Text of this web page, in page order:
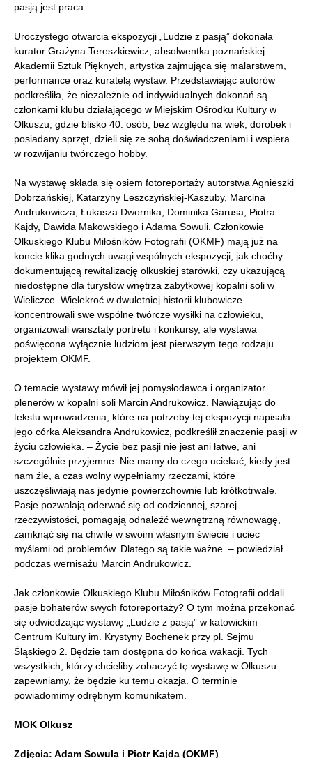
pasją jest praca.
Uroczystego otwarcia ekspozycji „Ludzie z pasją” dokonała
kurator Grażyna Tereszkiewicz, absolwentka poznańskiej
Akademii Sztuk Pięknych, artystka zajmująca się malarstwem,
performance oraz kuratelą wystaw. Przedstawiając autorów
podkreśliła, że niezależnie od indywidualnych dokonań są
członkami klubu działającego w Miejskim Ośrodku Kultury w
Olkuszu, gdzie blisko 40. osób, bez względu na wiek, dorobek i
posiadany sprzęt, dzieli się ze sobą doświadczeniami i wspiera
w rozwijaniu twórczego hobby.
Na wystawę składa się osiem fotoreportaży autorstwa Agnieszki
Dobrzańskiej, Katarzyny Leszczyńskiej-Kaszuby, Marcina
Andrukowicza, Łukasza Dwornika, Dominika Garusa, Piotra
Kajdy, Dawida Makowskiego i Adama Sowuli. Członkowie
Olkuskiego Klubu Miłośników Fotografii (OKMF) mają już na
koncie klika godnych uwagi wspólnych ekspozycji, jak choćby
dokumentującą rewitalizację olkuskiej starówki, czy ukazującą
niedostępne dla turystów wnętrza zabytkowej kopalni soli w
Wieliczce. Wielekroć w dwuletniej historii klubowicze
koncentrowali swe wspólne twórcze wysiłki na człowieku,
organizowali warsztaty portretu i konkursy, ale wystawa
poświęcona wyłącznie ludziom jest pierwszym tego rodzaju
projektem OKMF.
O temacie wystawy mówił jej pomysłodawca i organizator
plenerów w kopalni soli Marcin Andrukowicz. Nawiązując do
tekstu wprowadzenia, które na potrzeby tej ekspozycji napisała
jego córka Aleksandra Andrukowicz, podkreślił znaczenie pasji w
życiu człowieka. – Życie bez pasji nie jest ani łatwe, ani
szczególnie przyjemne. Nie mamy do czego uciekać, kiedy jest
nam źle, a czas wolny wypełniamy rzeczami, które
uszczęśliwiają nas jedynie powierzchownie lub krótkotrwale.
Pasje pozwalają oderwać się od codziennej, szarej
rzeczywistości, pomagają odnaleźć wewnętrzną równowagę,
zamknąć się na chwile w swoim własnym świecie i uciec
myślami od problemów. Dlatego są takie ważne. – powiedział
podczas wernisażu Marcin Andrukowicz.
Jak członkowie Olkuskiego Klubu Miłośników Fotografii oddali
pasje bohaterów swych fotoreportaży? O tym można przekonać
się odwiedzając wystawę „Ludzie z pasją” w katowickim
Centrum Kultury im. Krystyny Bochenek przy pl. Sejmu
Śląskiego 2. Będzie tam dostępna do końca wakacji. Tych
wszystkich, którzy chcieliby zobaczyć tę wystawę w Olkuszu
zapewniamy, że będzie ku temu okazja. O terminie
powiadomimy odrębnym komunikatem.
MOK Olkusz
Zdjęcia: Adam Sowula i Piotr Kajda (OKMF)